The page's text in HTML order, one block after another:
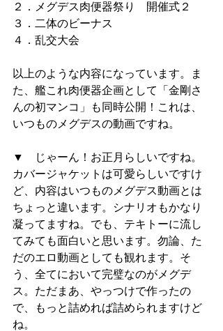
２．メグデス肉便器祭り　開催式２
３．二体のビーナス
４．乱交大会
以上のような内容になっています。ま
た、艦これ肉便器企画として「金剛さ
んの初マンコ」も同時公開！これは、
いつものメグデスの動画ですね。
▼　じゃーん！お正月らしいですね。
カバージャケットは可愛らしいですけ
ど、内容はいつものメグデス動画とは
ちょっと違います。シナリオもかなり
凝ってますね。でも、テキトーに流し
てみても面白いと思います。勿論、た
だのエロ動画としても観れます。そ
う、全てにおいて完璧なのがメグデ
ス。ただまあ、やっつけで作ったの
で、もっと詰めれば詰められますけど
ね。